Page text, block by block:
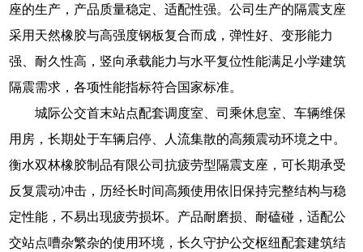
座的生产，产品质量稳定、适配性强。公司生产的隔震支座
采用天然橡胶与高强度钢板复合而成，弹性好、变形能力
强、耐久性高，竖向承载能力与水平复位性能满足小学建筑
隔震需求，各项性能指标符合国家标准。
城际公交首末站点配套调度室、司乘休息室、车辆维保
用房，长期处于车辆启停、人流集散的高频震动环境之中。
衡水双林橡胶制品有限公司抗疲劳型隔震支座，可长期承受
反复震动冲击，历经长时间高频使用依旧保持完整结构与稳
定性能，不易出现疲劳损坏。产品耐磨损、耐磕碰，适配公
交站点嘈杂繁杂的使用环境，长久守护公交枢纽配套建筑结